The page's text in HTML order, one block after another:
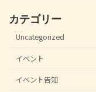
カテゴリー
Uncategorized
イベント
イベント告知